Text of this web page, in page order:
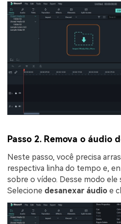
Passo 2. Remova o áudio
Neste passo, você precisa
respectiva linha do tempo e,
sobre o vídeo. Desse modo ele
Selecione desanexar áudio e